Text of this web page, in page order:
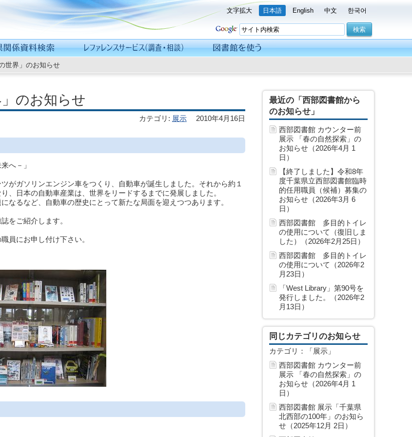
文字拡大 日本語 English 中文 한국어
世界」のお知らせ
のお知らせ
カテゴリ : 展示 2010年4月16日
へ－」
ガソリンエンジン車をつくり、自動車が誕生しました。それから約１
、日本の自動車産業は、世界をリードするまでに発展しました。
るなど、自動車の歴史にとって新たな局面を迎えつつあります。
をご紹介します。
員にお申し付け下さい。
最近の「西部図書館から
のお知らせ」
西部図書館 カウンター前
展示 「春の自然探索」の
お知らせ（2026年4月 1
日）
【終了しました】令和8年
度千葉県立西部図書館臨時
的任用職員（候補）募集の
お知らせ（2026年3月 6
日）
西部図書館 多目的トイレ
の使用について（復旧しま
した）（2026年2月25日）
西部図書館 多目的トイレ
の使用について（2026年2
月23日）
「West Library」第90号を
発行しました。（2026年2
月13日）
同じカテゴリのお知らせ
カテゴリ：「展示」
西部図書館 カウンター前
展示 「春の自然探索」の
お知らせ（2026年4月 1
日）
西部図書館 展示「千葉県
北西部の100年」のお知ら
せ（2025年12月 2日）